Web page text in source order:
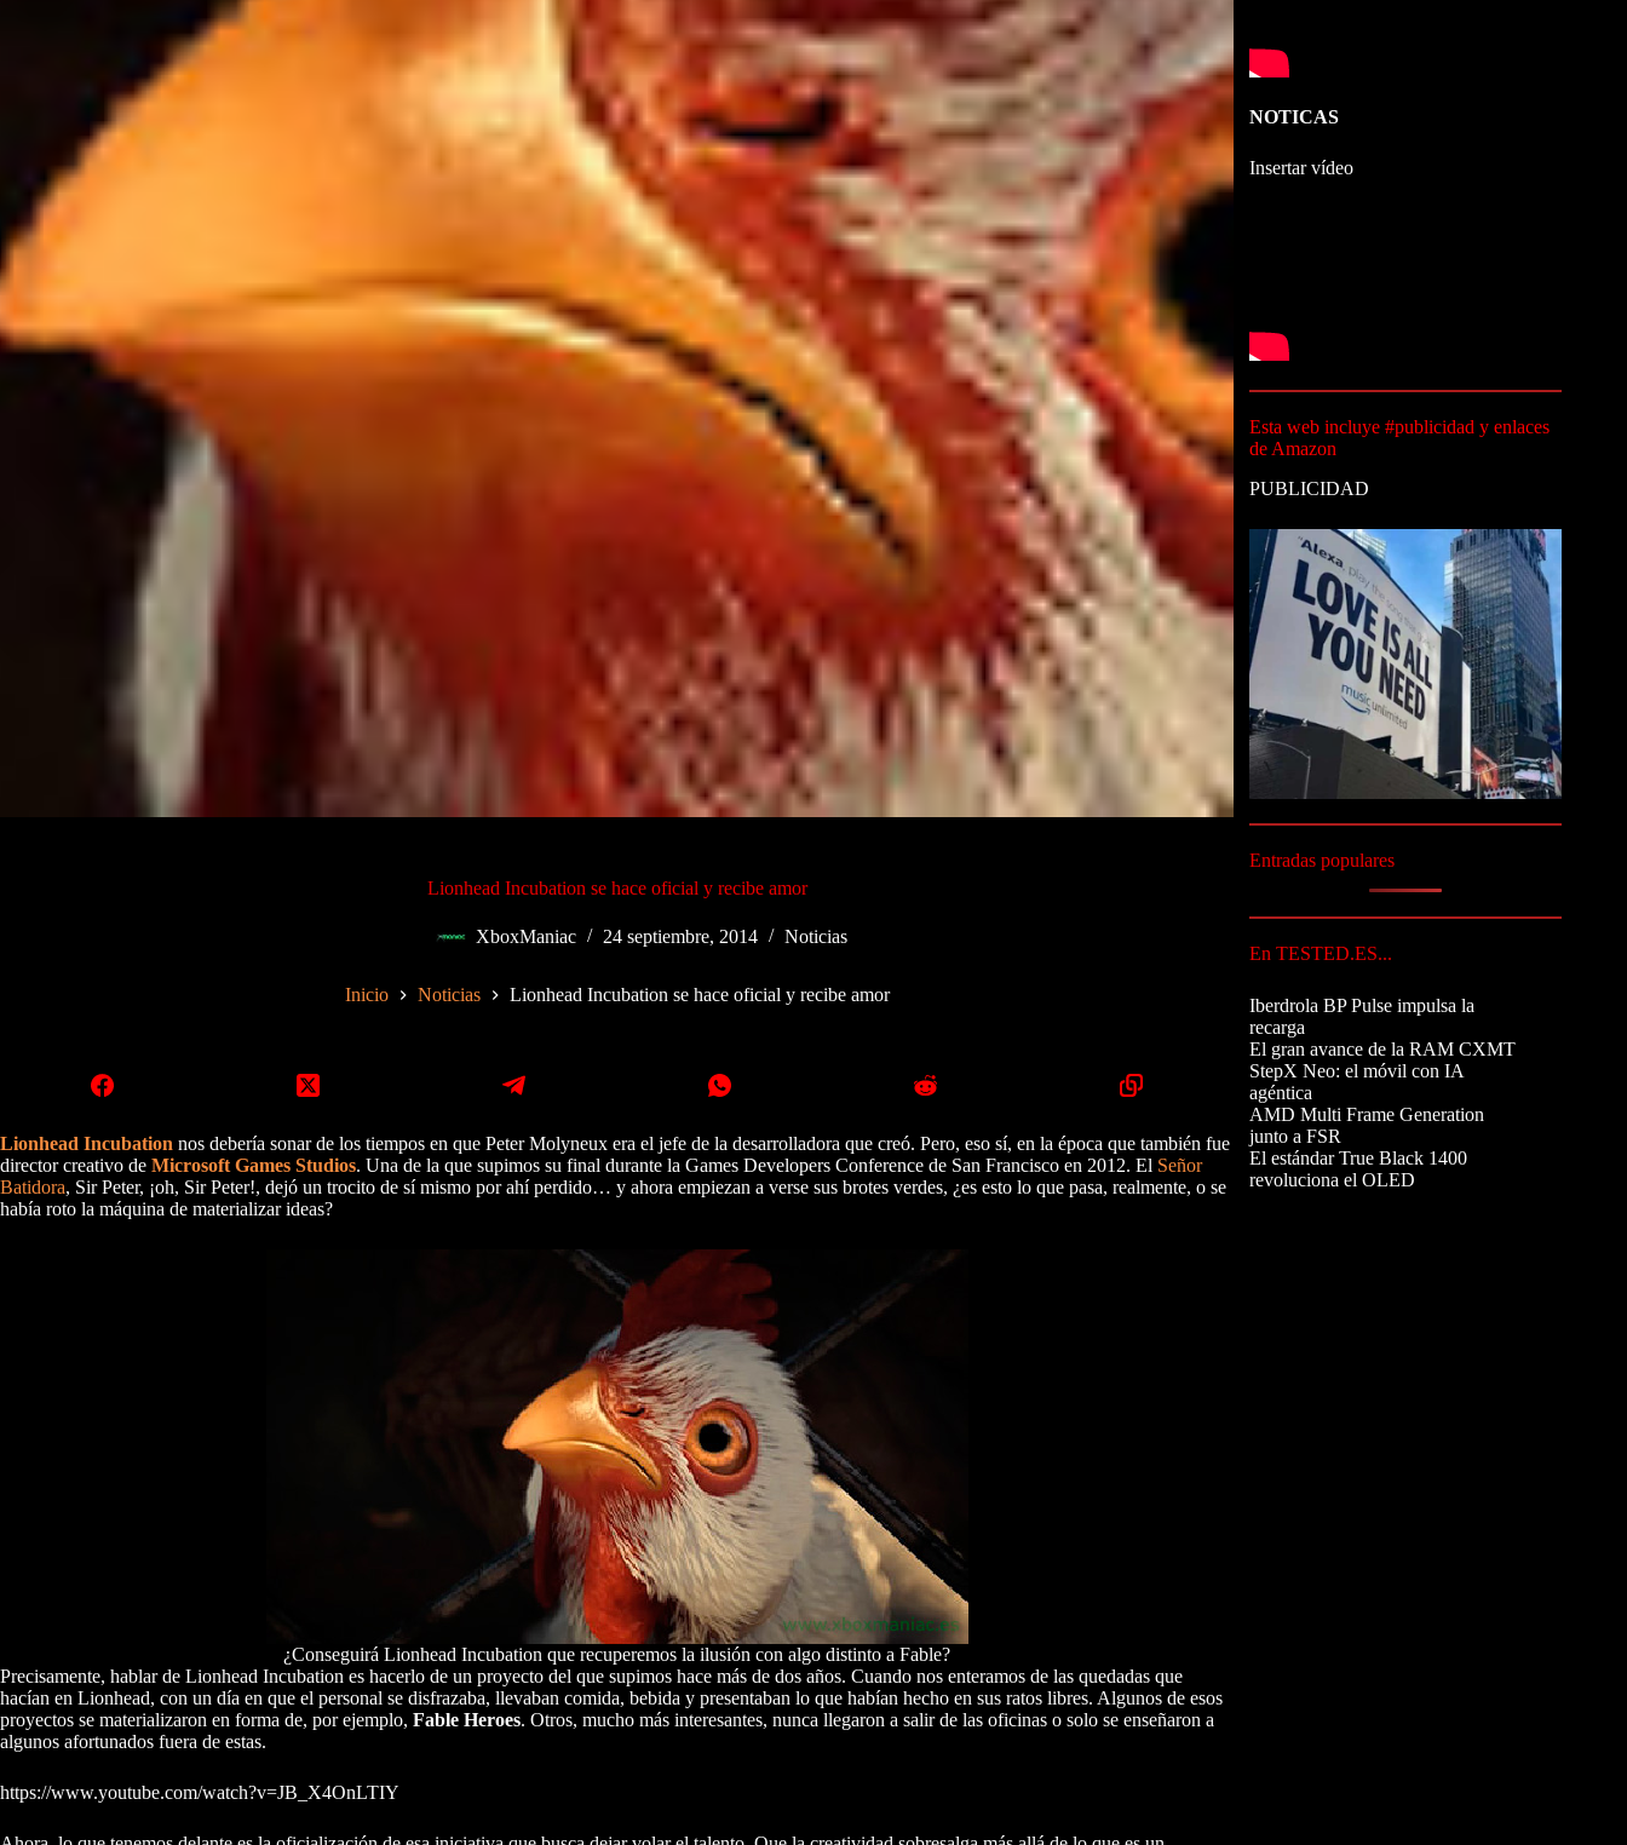
Lionhead Incubation se hace oficial y recibe amor
XboxManiac 24 septiembre, 2014 Noticias
Inicio Noticias Lionhead Incubation se hace oficial y recibe amor
Lionhead Incubation nos debería sonar de los tiempos en que Peter Molyneux era el jefe de la desarrolladora que creó. Pero, eso sí, en la época que también fue
director creativo de Microsoft Games Studios. Una de la que supimos su final durante la Games Developers Conference de San Francisco en 2012. El Señor
Batidora, Sir Peter, ¡oh, Sir Peter!, dejó un trocito de sí mismo por ahí perdido… y ahora empiezan a verse sus brotes verdes, ¿es esto lo que pasa, realmente, o se
había roto la máquina de materializar ideas?
¿Conseguirá Lionhead Incubation que recuperemos la ilusión con algo distinto a Fable?
Precisamente, hablar de Lionhead Incubation es hacerlo de un proyecto del que supimos hace más de dos años. Cuando nos enteramos de las quedadas que
hacían en Lionhead, con un día en que el personal se disfrazaba, llevaban comida, bebida y presentaban lo que habían hecho en sus ratos libres. Algunos de esos
proyectos se materializaron en forma de, por ejemplo, Fable Heroes. Otros, mucho más interesantes, nunca llegaron a salir de las oficinas o solo se enseñaron a
algunos afortunados fuera de estas.
https://www.youtube.com/watch?v=JB_X4OnLTIY
NOTICAS
Insertar vídeo
Esta web incluye #publicidad y enlaces
de Amazon
PUBLICIDAD
Entradas populares
En TESTED.ES...
Iberdrola BP Pulse impulsa la
recarga
El gran avance de la RAM CXMT
StepX Neo: el móvil con IA
agéntica
AMD Multi Frame Generation
junto a FSR
El estándar True Black 1400
revoluciona el OLED